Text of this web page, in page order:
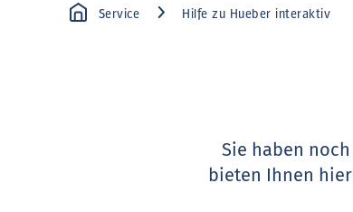
Service Hilfe zu Hueber interaktiv
Sie haben
bieten Ihnen